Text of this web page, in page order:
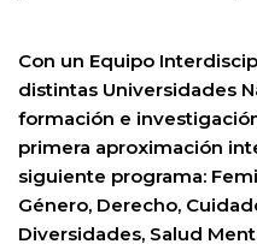
Con un Equipo
distintas Universidades
formación e
primera aproximación
siguiente programa:
Género, Derecho,
Diversidades, Salud